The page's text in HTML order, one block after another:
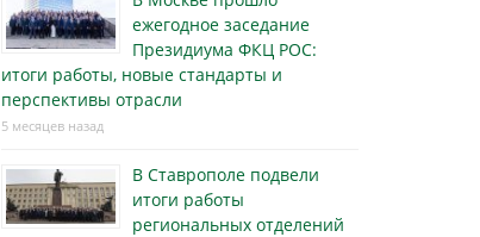
ежегодное заседание
Президиума ФКЦ РОС:
итоги работы, новые стандарты и
перспективы отрасли
5 месяцев назад
В Ставрополе подвели
итоги работы
региональных отделений